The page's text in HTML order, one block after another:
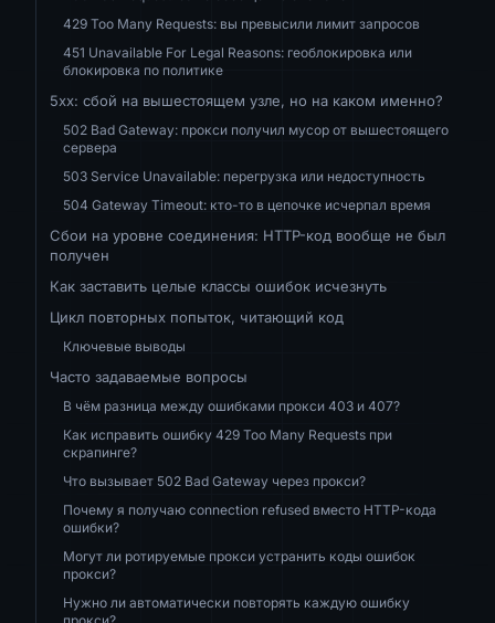
429 Too Many Requests: вы превысили лимит запросов
451 Unavailable For Legal Reasons: геоблокировка или
блокировка по политике
5xx: сбой на вышестоящем узле, но на каком именно?
502 Bad Gateway: прокси получил мусор от вышестоящего
сервера
503 Service Unavailable: перегрузка или недоступность
504 Gateway Timeout: кто-то в цепочке исчерпал время
Сбои на уровне соединения: HTTP-код вообще не был
получен
Как заставить целые классы ошибок исчезнуть
Цикл повторных попыток, читающий код
Ключевые выводы
Часто задаваемые вопросы
В чём разница между ошибками прокси 403 и 407?
Как исправить ошибку 429 Too Many Requests при
скрапинге?
Что вызывает 502 Bad Gateway через прокси?
Почему я получаю connection refused вместо HTTP-кода
ошибки?
Могут ли ротируемые прокси устранить коды ошибок
прокси?
Нужно ли автоматически повторять каждую ошибку